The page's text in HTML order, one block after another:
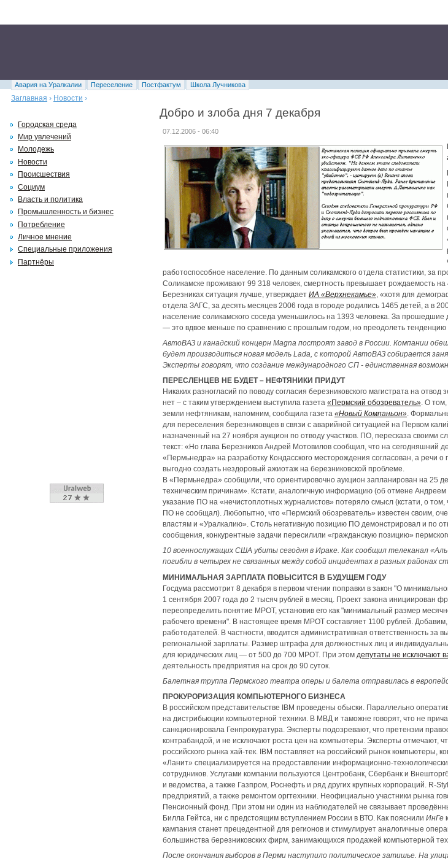
Авария на Уралкалии Переселение Постфактум
Школа Лучникова
Заглавная › Новости ›
Добро и злоба дня 7 декабря
07.12.2006 - 06:40
работоспособное население. По данным соликамского отдела статистики, за
Соликамске проживают 99 318 человек, смертность превышает рождаемость
Березниках ситуация лучше, утверждает ИА «Верхнекамье», «хотя для
отдела ЗАГС, за десять месяцев 2006 года в городе родились 1465 детей, а в
население соликамского соседа уменьшилось на 1393 человека. За
— это вдвое меньше по сравнению с прошлым годом, но преодолеть тенденцию
АвтоВАЗ и канадский концерн Magna построят завод в России. Компании
будет производиться новая модель Lada, с которой АвтоВАЗ собирается
Эксперты говорят, что создание международного СП - единственная
ПЕРЕСЛЕНЦЕВ НЕ БУДЕТ – НЕФТЯНИКИ ПРИДУТ
Никаких разногласий по поводу согласия березниковского магистрата на
нет – с таким утверждением выступила газета «Пермский обозреватель». О
земли нефтяникам, напомним, сообщила газета «Новый Компаньон».
для переселения березниковцев в связи с аварийной ситуацией на Первом
назначенный на 27 ноября аукцион по отводу участков. ПО, пересказа
текст: «Но глава Березников Андрей Мотовилов сообщил, что на сегодняшний
«Пермьнедра» на разработку Кондасского месторождения согласован, а речи
выгодно создать нездоровый ажиотаж на березниковской проблеме.
В «Пермьнедра» сообщили, что ориентировочно аукцион запланирован на 25
техническим причинам». Кстати, аналогичную информацию (об отмене
указание ПО на «нечистоплотных журналистов» потеряло смысл (кстати, о том,
ПО не сообщал). Любопытно, что «Пермский обозреватель» известен своим,
властям и «Уралкалию». Столь негативную позицию ПО демонстрировал и по
сообщения, конкурентные задачи пересилили «гражданскую позицию»
10 военнослужащих США убиты сегодня в Ираке. Как сообщил телеканал
погибли в четырех не связанных между собой инцидентах в разных районах
МИНИМАЛЬНАЯ ЗАРПЛАТА ПОВЫСИТСЯ В БУДУЩЕМ ГОДУ
Госдума рассмотрит 8 декабря в первом чтении поправки в закон "О
1 сентября 2007 года до 2 тысяч рублей в месяц. Проект закона инициирован
переопределить понятие МРОТ, установив его как "минимальный размер
рабочего времени". В настоящее время МРОТ составляет 1100 рублей.
работодателей. В частности, вводится административная ответственность
региональной зарплаты. Размер штрафа для должностных лиц и
для юридических лиц — от 500 до 700 МРОТ. При этом депутаты не исключают
деятельность предприятия на срок до 90 суток.
Балетная труппа Пермского театра оперы и балета отправилась в
ПРОКУРОРИЗАЦИЯ КОМПЬЮТЕРНОГО БИЗНЕСА
В российском представительстве IBM проведены обыски. Параллельно
на дистрибьюции компьютерной техники. В МВД и таможне говорят, что не
санкционировала Генпрокуратура. Эксперты подозревают, что претензии
контрабандой, и не исключают роста цен на компьютеры. Эксперты отмечают,
российского рынка хай-тек. IBM поставляет на российский рынок
«Ланит» специализируется на предоставлении информационно-
сотрудников. Услугами компании пользуются Центробанк, Сбербанк и
и ведомства, а также Газпром, Роснефть и ряд других крупных корпораций. R-
предприятий, а также ремонтом оргтехники. Неофициально участники рынка
Пенсионный фонд. При этом ни один из наблюдателей не связывает
Билла Гейтса, ни с предстоящим вступлением России в ВТО. Как пояснили ИнГе
кампания станет прецедентной для регионов и стимулирует аналогичные
большинства березниковских фирм, занимающихся продажей компьютерной
После окончания выборов в Перми наступило политическое затишье. На
Городская среда
Мир увлечений
Молодежь
Новости
Происшествия
Социум
Власть и политика
Промышленность и бизнес
Потребление
Личное мнение
Специальные приложения
Партнёры